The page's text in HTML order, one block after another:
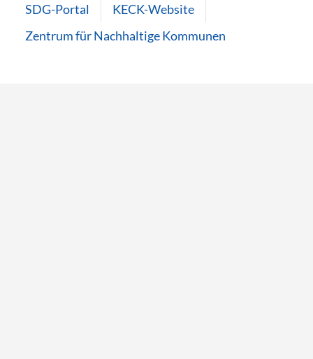
SDG-Portal
KECK-Website
Zentrum für Nachhaltige Kommunen